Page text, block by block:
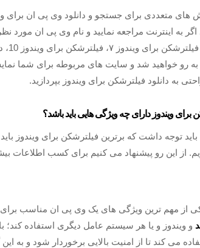
اگر به اینترنت مراجعه نمایید و نام وی پی ان مورد
به رو خواهید شد و سایت‌ های مربوطه برای شما
به دانلود فیلترشکن برای ویندوز بپردازید.
برای ویندوز دارای چه ویژگی هایی باید باشد؟
توجه داشت که برترین فیلترشکن برای ویندوز
از این رو پیشنهاد می‌ کنیم برای کسب اطلاعات
از مهم ترین ویژگی‌ های یک وی پی ان مناسب
و ویندوز و یا هر سیستم عامل دیگری استفاده
می کند تا از امنیت بالایی برخوردار شود و به